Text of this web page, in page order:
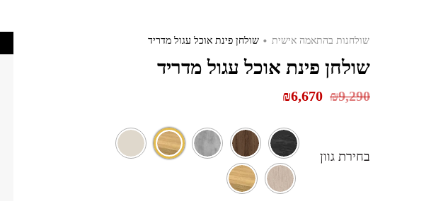
שולחנות בהתאמה אישית . שולחן פינת אוכל עגול מדריד
שולחן פינת אוכל עגול מדריד
₪9,290
₪6,670
בחירת גוון